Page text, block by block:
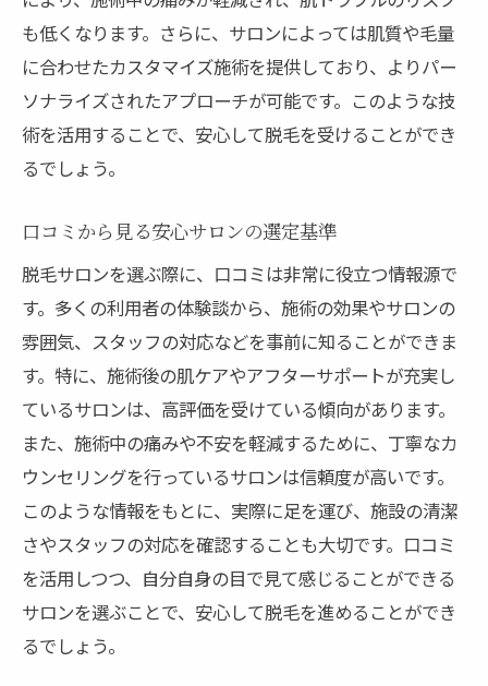
も低くなります。さらに、サロンによっては肌質や毛量
に合わせたカスタマイズ施術を提供しており、よりパー
ソナライズされたアプローチが可能です。このような技
術を活用することで、安心して脱毛を受けることができ
るでしょう。
口コミから見る安心サロンの選定基準
脱毛サロンを選ぶ際に、口コミは非常に役立つ情報源で
す。多くの利用者の体験談から、施術の効果やサロンの
雰囲気、スタッフの対応などを事前に知ることができま
す。特に、施術後の肌ケアやアフターサポートが充実し
ているサロンは、高評価を受けている傾向があります。
また、施術中の痛みや不安を軽減するために、丁寧なカ
ウンセリングを行っているサロンは信頼度が高いです。
このような情報をもとに、実際に足を運び、施設の清潔
さやスタッフの対応を確認することも大切です。口コミ
を活用しつつ、自分自身の目で見て感じることができる
サロンを選ぶことで、安心して脱毛を進めることができ
るでしょう。